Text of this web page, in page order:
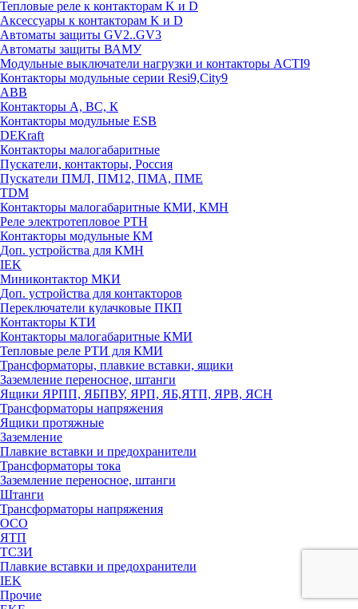
Тепловые реле к контакторам K и D
Аксессуары к контакторам K и D
Автоматы защиты GV2..GV3
Автоматы защиты ВАМУ
Модульные выключатели нагрузки и контакторы ACTI9
Контакторы модульные серии Resi9,City9
ABB
Контакторы А, ВС, К
Контакторы модульные ESB
DEKraft
Контакторы малогабаритные
Пускатели, контакторы, Россия
Пускатели ПМЛ, ПМ12, ПМА, ПМЕ
TDM
Контакторы малогабаритные КМИ, КМН
Реле электротепловое РТН
Контакторы модульные КМ
Доп. устройства для КМН
IEK
Миниконтактор МКИ
Доп. устройства для контакторов
Переключатели кулачковые ПКП
Контакторы КТИ
Контакторы малогабаритные КМИ
Тепловые реле РTИ для КМИ
Трансформаторы, плавкие вставки, ящики
Заземление переносное, штанги
Ящики ЯРПП, ЯБПВУ, ЯРП, ЯБ,ЯТП, ЯРВ, ЯСН
Трансформаторы напряжения
Ящики протяжные
Заземление
Плавкие вставки и предохранители
Трансформаторы тока
Заземление переносное, штанги
Штанги
Трансформаторы напряжения
ОСО
ЯТП
ТСЗИ
Плавкие вставки и предохранители
IEK
Прочие